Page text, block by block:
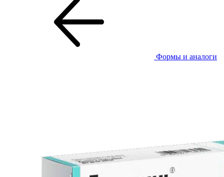
Формы и аналоги